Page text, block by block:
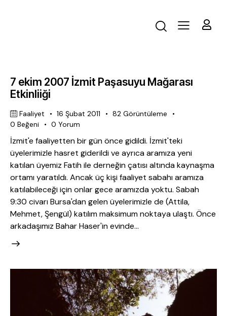
7 ekim 2007 İzmit Paşasuyu Mağarası
Etkinliiği
Faaliyet 16 Şubat 2011 82 Görüntüleme
0 Beğeni 0 Yorum
İzmit'e faaliyetten bir gün önce gidildi. İzmit'teki
üyelerimizle hasret giderildi ve ayrıca aramıza yeni
katılan üyemiz Fatih ile derneğin çatısı altında kaynaşma
ortamı yaratıldı. Ancak üç kişi faaliyet sabahı aramıza
katılabileceği için onlar gece aramızda yoktu. Sabah
9:30 civarı Bursa'dan gelen üyelerimizle de (Attila,
Mehmet, Şengül) katılım maksimum noktaya ulaştı. Önce
arkadaşımız Bahar Haser'in evinde…